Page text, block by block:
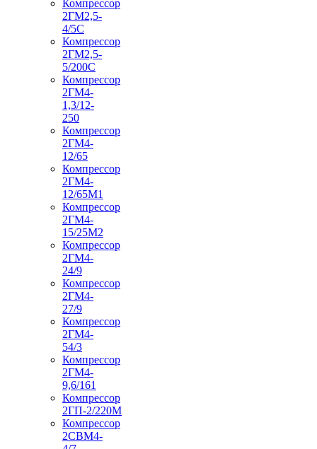
Компрессор
2ГМ2,5-
4/5С
Компрессор
2ГМ2,5-
5/200С
Компрессор
2ГМ4-
1,3/12-
250
Компрессор
2ГМ4-
12/65
Компрессор
2ГМ4-
12/65М1
Компрессор
2ГМ4-
15/25М2
Компрессор
2ГМ4-
24/9
Компрессор
2ГМ4-
27/9
Компрессор
2ГМ4-
54/3
Компрессор
2ГМ4-
9,6/161
Компрессор
2ГП-2/220М
Компрессор
2СВМ4-